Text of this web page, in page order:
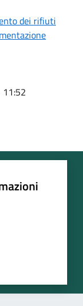
dei rifiuti
11:52